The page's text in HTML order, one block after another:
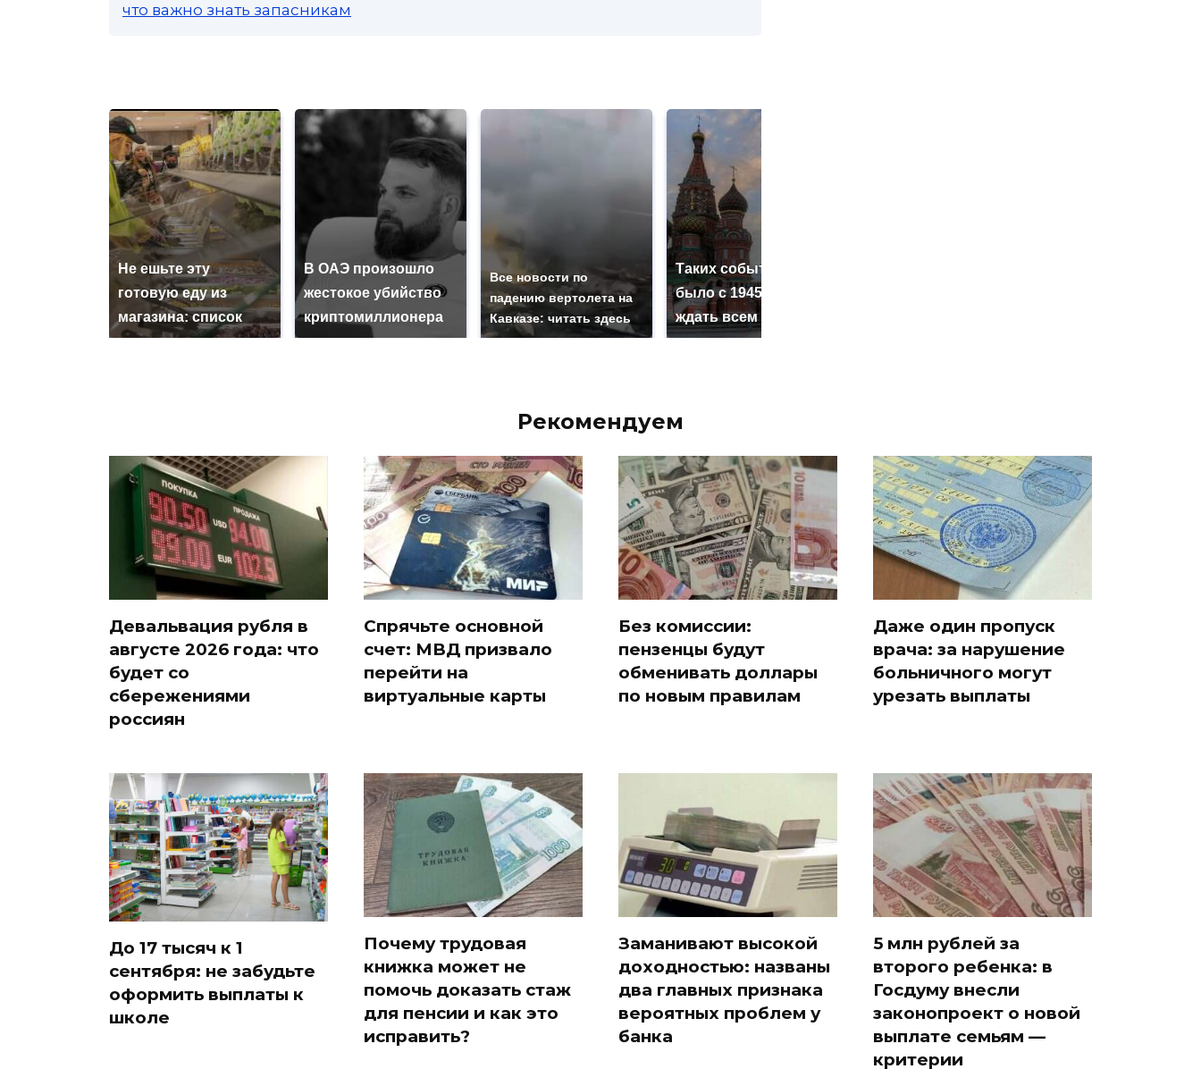
что важно знать запасникам
Не ешьте эту
готовую еду из
магазина: список
В ОАЭ произошло
жестокое убийство
криптомиллионера
Все новости по
падению вертолета на
Кавказе: читать здесь
Таких событий не
было с 1945: чего
ждать всем нам?
Рекомендуем
Девальвация рубля в
августе 2026 года: что
будет со
сбережениями
россиян
Спрячьте основной
счет: МВД призвало
перейти на
виртуальные карты
Без комиссии:
пензенцы будут
обменивать доллары
по новым правилам
Даже один пропуск
врача: за нарушение
больничного могут
урезать выплаты
До 17 тысяч к 1
сентября: не забудьте
оформить выплаты к
школе
Почему трудовая
книжка может не
помочь доказать стаж
для пенсии и как это
исправить?
Заманивают высокой
доходностью: названы
два главных признака
вероятных проблем у
банка
5 млн рублей за
второго ребенка: в
Госдуму внесли
законопроект о новой
выплате семьям —
критерии